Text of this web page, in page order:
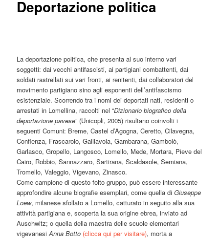
Deportazione politica
La deportazione politica, che presenta al suo interno vari
soggetti: dai vecchi antifascisti, ai partigiani combattenti, dai
soldati rastrellati sui vari fronti, ai renitenti, dai collaboratori del
movimento partigiano sino agli esponenti dell’antifascismo
esistenziale. Scorrendo tra i nomi dei deportati nati, residenti o
arrestati in Lomellina, raccolti nel “Dizionario biografico della
deportazione pavese” (Unicopli, 2005) risultano coinvolti i
seguenti Comuni: Breme, Castel d’Agogna, Ceretto, Cilavegna,
Confienza, Frascarolo, Galliavola, Gambarana, Gambolò,
Garlasco, Gropello, Langosco, Lomello, Mede, Mortara, Pieve del
Cairo, Robbio, Sannazzaro, Sartirana, Scaldasole, Semiana,
Tromello, Valeggio, Vigevano, Zinasco.
Come campione di questo folto gruppo, può essere interessante
approfondire alcune biografie esemplari, come quella diGiuseppe
Loew, milanese sfollato a Lomello, catturato in seguito alla sua
attività partigiana e, scoperta la sua origine ebrea, inviato ad
Auschwitz; o quella della maestra delle scuole elementari
vigevanesiAnna Botto (clicca qui per visitare), morta a